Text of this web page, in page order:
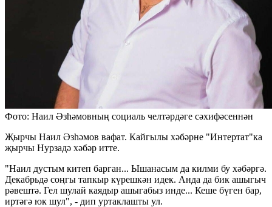
Фото: Наил Әзһәмовның социаль челтәрдәге сәхифәсеннән
Җырчы Наил Әзһәмов вафат. Кайгылы хәбәрне "Интертат"ка
җырчы Нурзадә хәбәр итте.
"Наил дустым китеп барган... Ышанасым да килми бу хәбәргә.
Декабрьдә соңгы тапкыр күрешкән идек. Анда да бик ашыгыч
рәвештә. Гел шулай каядыр ашыгабыз инде... Кеше бүген бар,
иртәгә юк шул", - дип уртаклашты ул.